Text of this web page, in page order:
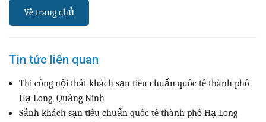
Về trang chủ
Tin tức liên quan
Thi công nội thất khách sạn tiêu chuẩn quốc tế thành phố
Hạ Long, Quảng Ninh
Sảnh khách sạn tiêu chuẩn quốc tế thành phố Hạ Long